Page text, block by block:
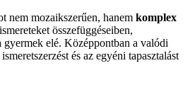
nem mozaikszerűen, hanem komplex
összefüggéseiben,
gyermek elé. Középpontban a valódi
és az egyéni tapasztalást